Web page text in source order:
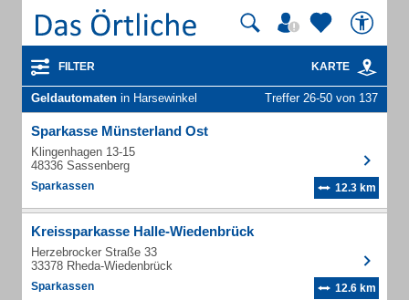
FILTER KARTE
Geldautomaten in Harsewinkel Treffer 26-50 von 137
Sparkasse Münsterland Ost
Klingenhagen 13-15
48336 Sassenberg
Sparkassen 12.3 km
Kreissparkasse Halle-Wiedenbrück
Herzebrocker Straße 33
33378 Rheda-Wiedenbrück
Sparkassen 12.6 km